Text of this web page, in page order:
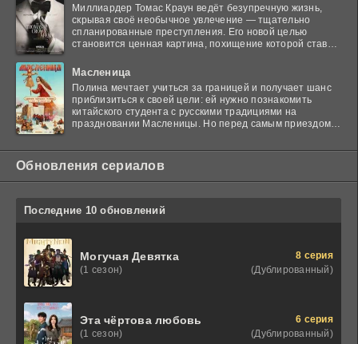
Миллиардер Томас Краун ведёт безупречную жизнь,
скрывая своё необычное увлечение — тщательно
спланированные преступления. Его новой целью
становится ценная картина, похищение которой ставит
Масленица
Полина мечтает учиться за границей и получает шанс
приблизиться к своей цели: ей нужно познакомить
китайского студента с русскими традициями на
праздновании Масленицы. Но перед самым приездом
Обновления сериалов
Последние 10 обновлений
Могучая Девятка
(1 сезон)
8 серия
(Дублированный)
Эта чёртова любовь
(1 сезон)
6 серия
(Дублированный)